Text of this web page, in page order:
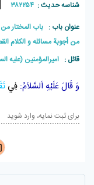
شناسه حدیث : ۳۸۲۲۵۴
عنوان باب : باب المختار
من أجوبة مسائله و الكلام
قائل : امیرالمؤمنین (علیه
وَ قَالَ عَلَيْهِ اَلسَّلاَمُ: فِي
برای ثبت نمایه، وارد شوید